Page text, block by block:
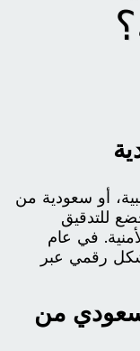
أو سعودية من
للتدقيق
في عام
رقمي عبر
من